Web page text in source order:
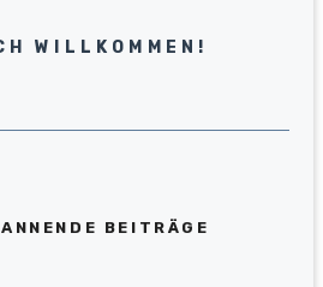
WILLKOMMEN!
BEITRÄGE